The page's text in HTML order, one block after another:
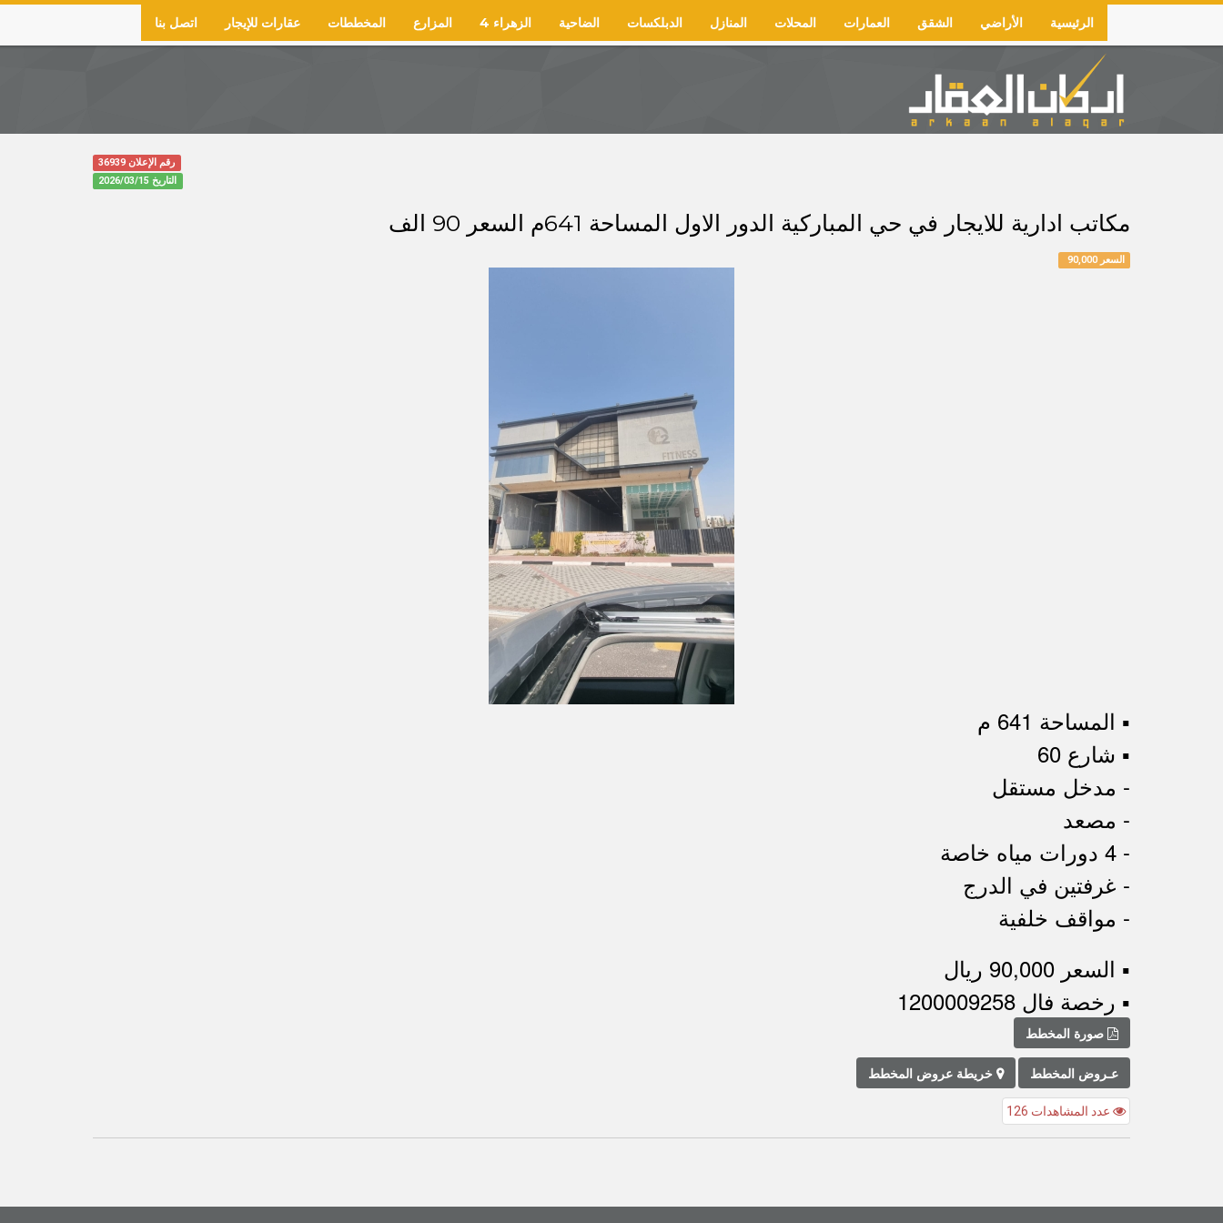
Skip
main
Main
navigation
اتصل بنا عقارات للإيجار المخططات المزارع الزهراء 4 الضاحية الدبلكسات المنازل المحلات العمارات الشقق الأراضي الرئيسية
رقم الإعلان 36939
التاريخ 2026/03/15
مكاتب ادارية للايجار في حي المباركية الدور الاول المساحة 641م السعر 90 الف
السعر 90,000
▪︎ المساحة 641 م
▪︎ شارع 60
- مدخل مستقل
- مصعد
- 4 دورات مياه خاصة
- غرفتين في الدرج
- مواقف خلفية
▪︎ السعر 90,000 ريال
▪︎ رخصة فال 1200009258
صورة المخطط
عـروض المخطط خريطة عروض المخطط
عدد المشاهدات 126